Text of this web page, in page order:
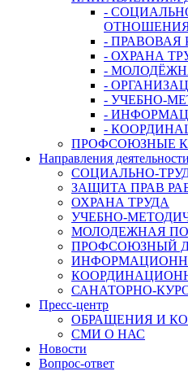
-
- ПРАВОВАЯ
- ОХРАНА
-
-
- УЧЕБНО-
-
-
ПРОФСОЮЗНЫЕ
Направления деятельности
СОЦИАЛЬНО-
ЗАЩИТА ПРАВ
ОХРАНА ТРУДА
УЧЕБНО-
МОЛОДЕЖНАЯ
ПРОФСОЮЗНЫЙ
САНАТОРНО-
Пресс-центр
ОБРАЩЕНИЯ И
СМИ О НАС
Новости
Вопрос-ответ